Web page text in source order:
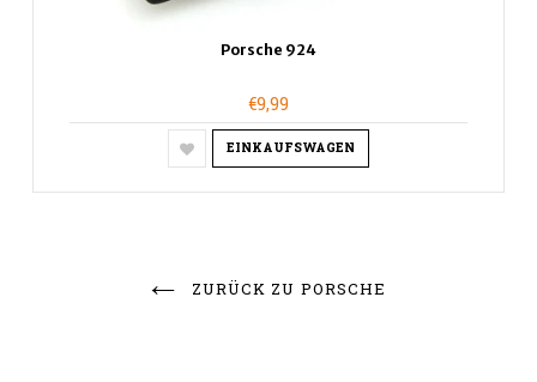
Porsche 924
€9,99
EINKAUFSWAGEN
ZURÜCK ZU PORSCHE